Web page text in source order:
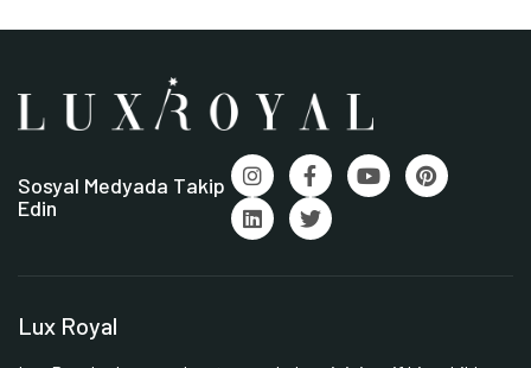
Sosyal Medyada Takip
Edin
Lux Royal